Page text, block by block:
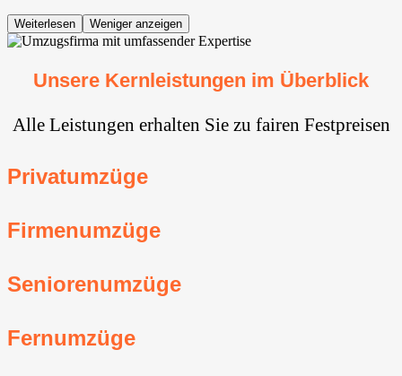
Weiterlesen Weniger anzeigen
Unsere Kernleistungen im Überblick
Alle Leistungen erhalten Sie zu fairen Festpreisen
Privatumzüge
Firmenumzüge
Seniorenumzüge
Fernumzüge